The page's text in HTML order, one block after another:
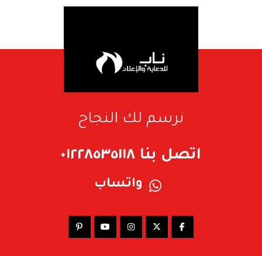
نرسم لك النجاح
اتصل بنا ٠١٢٢٨٥٣٥١١٨
واتساب